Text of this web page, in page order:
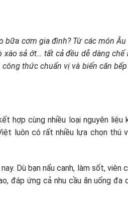
cơm gia đình? Từ các món
sả ớt… tất cả đều dễ dàng chế
thức chuẩn vị và biến căn
hợp cùng nhiều loại nguyên liệu
luôn có rất nhiều lựa chọn thú
Dù bạn nấu canh, làm sốt, viên
đáp ứng cả nhu cầu ăn uống đa